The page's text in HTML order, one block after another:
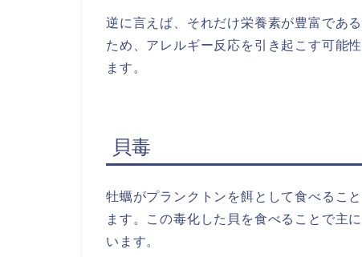
逆に言えば、それだけ栄養素が豊富であ
ため、アレルギー反応を引き起こす可能
ます。
貝毒
牡蠣がプランクトンを餌として食べるこ
ます。この毒化した貝を食べることで主
います。